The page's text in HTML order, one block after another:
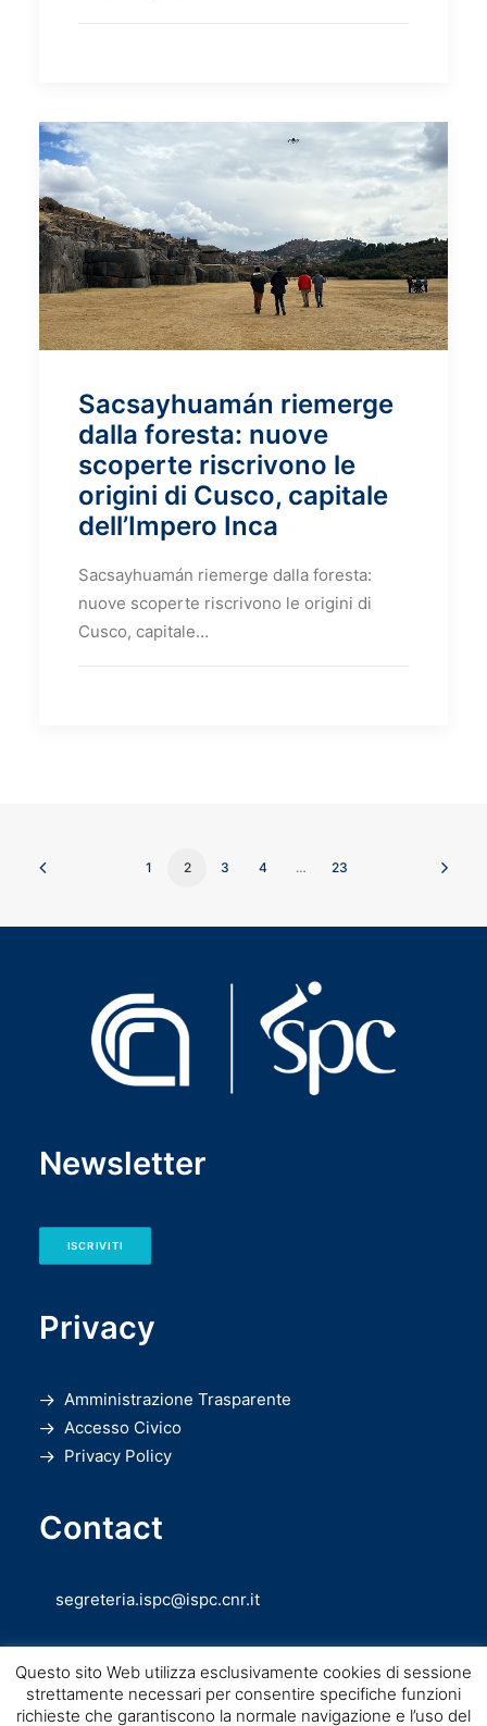
Sacsayhuamán riemerge
dalla foresta: nuove
scoperte riscrivono le
origini di Cusco, capitale
dell’Impero Inca
Sacsayhuamán riemerge dalla foresta:
nuove scoperte riscrivono le origini di
Cusco, capitale…
1 2 3 4 … 23
Newsletter
ISCRIVITI
Privacy
Amministrazione Trasparente
Accesso Civico
Privacy Policy
Contact
segreteria.ispc@ispc.cnr.it
Questo sito Web utilizza esclusivamente cookies di sessione
strettamente necessari per consentire specifiche funzioni
richieste che garantiscono la normale navigazione e l’uso del